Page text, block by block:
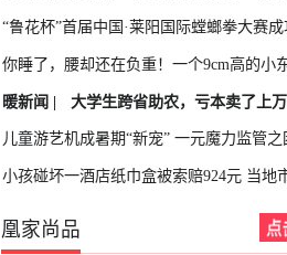
“鲁花杯”首届中国·莱阳国际螳螂拳大赛
你睡了，腰却还在负重！一个9cm高的小
暖新闻 | 大学生跨省助农，亏本卖了上
儿童游艺机成暑期“新宠” 一元魔力监管
小孩碰坏一酒店纸巾盒被索赔924元 当地
凰家尚品